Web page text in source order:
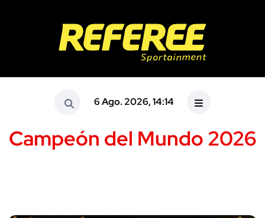
6 Ago. 2026, 14:14
Campeón del Mundo 2026